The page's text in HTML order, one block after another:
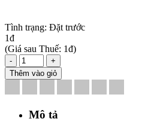
Tình trạng: Đặt trước
1đ
(Giá sau Thuế: 1đ)
-
+
Thêm vào giỏ
Mô tả